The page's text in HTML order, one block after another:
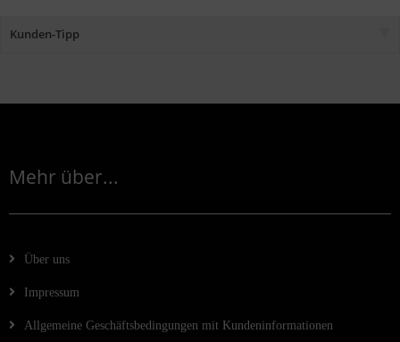
Kunden-Tipp
Mehr über...
Über uns
Impressum
Allgemeine Geschäftsbedingungen mit Kundeninformationen